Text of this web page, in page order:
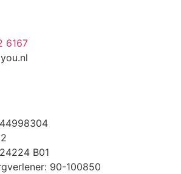
6167
B01
90-100850